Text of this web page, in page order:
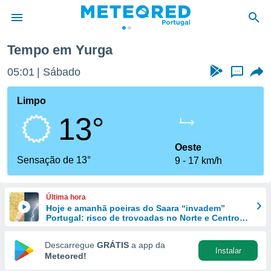
da
foi
fornecidas
a este
das
e
forma
digital
Tempo em Yurga
05:01 Sábado ...
Limpo
13°
Sensação de 13°
Oeste
9
17 km/h
Última hora
Hoje e amanhã poeiras do Saara “invadem”
Portugal: risco de trovoadas no Norte e Centro
Descarregue GRÁTIS a app da
Meteored!
Instalar